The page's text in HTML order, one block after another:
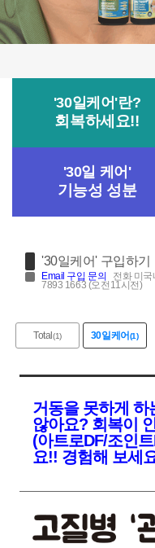
'30일케어'란?
회복하세요!!
'30일 케어'
기능성 성분
'30일케어' 구입하기
Email 구입 문의 전화 미
7893 1663 (오전11시전)
Total(1) 30일케어(1)
거동을 못하게 하
않아요? 회복이
(아트로DF/조인
요!! 경험해 보세